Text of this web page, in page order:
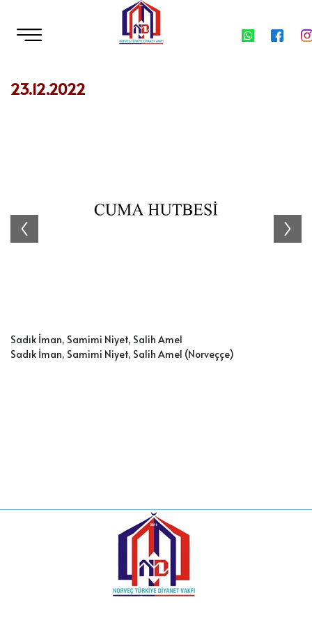
23.12.2022
Sadık İman, Samimi Niyet, Salih Amel
Sadık İman, Samimi Niyet, Salih Amel (Norveççe)